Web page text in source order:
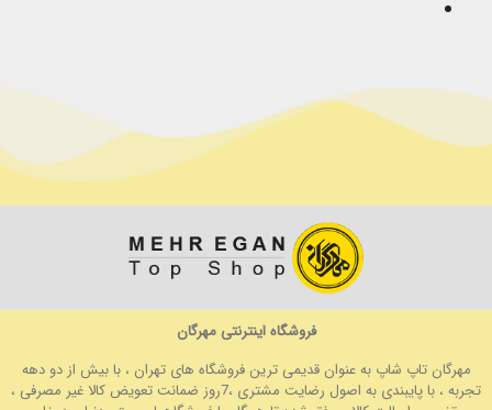
فروشگاه اینترنتی مهرگان
مهرگان تاپ شاپ به عنوان قدیمی ترین فروشگاه های تهران ، با بیش از دو دهه
تجربه ، با پایبندی به اصول رضایت مشتری ،7روز ضمانت تعویض کالا غیر مصرفی ،